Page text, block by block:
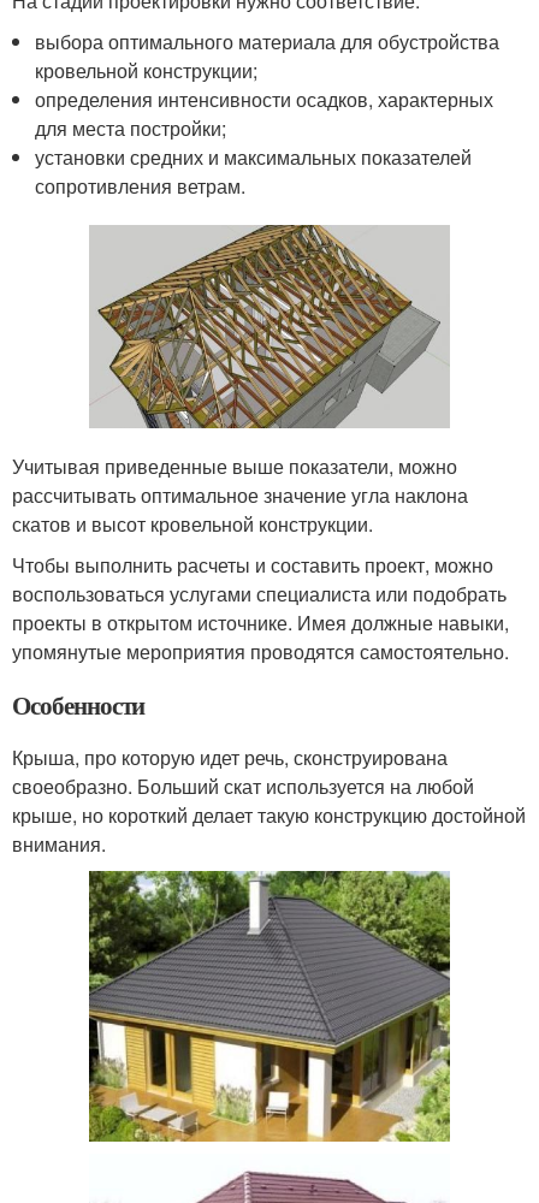
выбора оптимального материала для обустройства
кровельной конструкции;
определения интенсивности осадков, характерных
для места постройки;
установки средних и максимальных показателей
сопротивления ветрам.
Учитывая приведенные выше показатели, можно
рассчитывать оптимальное значение угла наклона
скатов и высот кровельной конструкции.
Чтобы выполнить расчеты и составить проект, можно
воспользоваться услугами специалиста или подобрать
проекты в открытом источнике. Имея должные навыки,
упомянутые мероприятия проводятся самостоятельно.
Особенности
Крыша, про которую идет речь, сконструирована
своеобразно. Больший скат используется на любой
крыше, но короткий делает такую конструкцию достойной
внимания.